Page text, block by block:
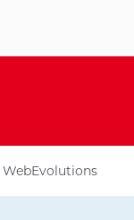
WebEvolutions